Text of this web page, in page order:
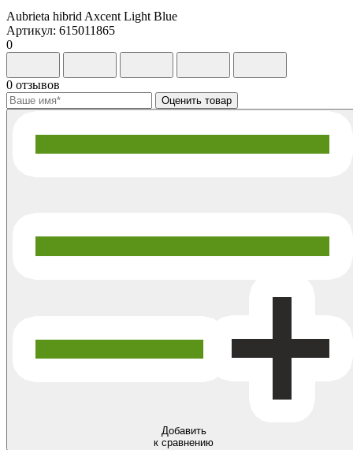
Aubrieta hibrid Axcent Light Blue
Артикул: 615011865
0
0 отзывов
Добавить
к сравнению